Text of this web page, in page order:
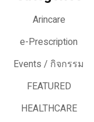
Arincare
e-Prescription
Events / กิจกรรม
FEATURED
HEALTHCARE